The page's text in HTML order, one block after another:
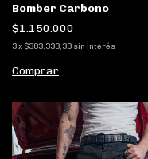
Bomber Carbono
$1.150.000
3x $383.333,33 sin interés
Comprar